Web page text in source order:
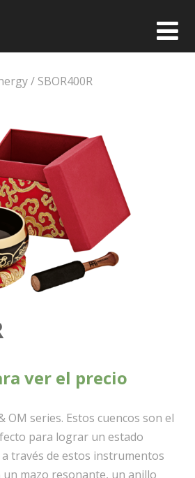
/ SBOR400R
ver el precio
OM series. Estos cuencos son el
para lograr un estado
través de estos instrumentos
un mazo resonante, un anillo